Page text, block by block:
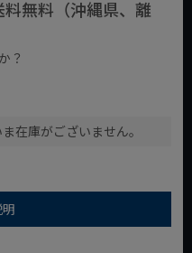
無料（沖縄県、離
？
在庫がございません。